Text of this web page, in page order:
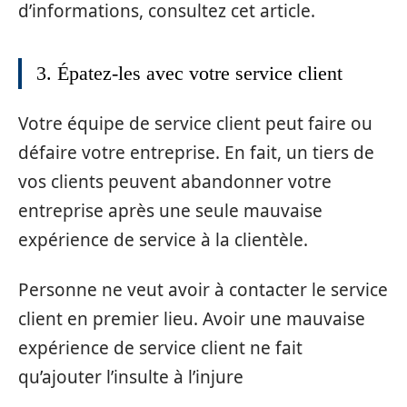
d’informations, consultez cet article.
3. Épatez-les avec votre service client
Votre équipe de service client peut faire ou
défaire votre entreprise. En fait, un tiers de
vos clients peuvent abandonner votre
entreprise après une seule mauvaise
expérience de service à la clientèle.
Personne ne veut avoir à contacter le service
client en premier lieu. Avoir une mauvaise
expérience de service client ne fait
qu’ajouter l’insulte à l’injure